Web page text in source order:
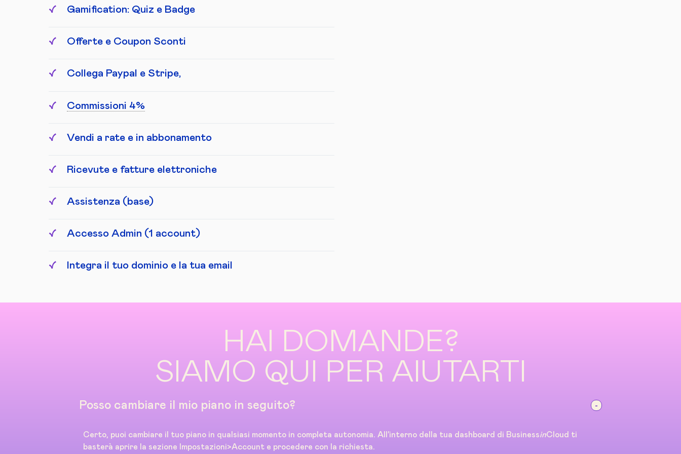
Gamification: Quiz e Badge
Offerte e Coupon Sconti
Collega Paypal e Stripe,
Commissioni 4%
Vendi a rate e in abbonamento
Ricevute e fatture elettroniche
Assistenza (base)
Accesso Admin (1 account)
Integra il tuo dominio e la tua email
HAI DOMANDE?
SIAMO QUI PER AIUTARTI
Posso cambiare il mio piano in seguito?
Certo, puoi cambiare il tuo piano in qualsiasi momento in completa autonomia. All’interno della tua dashboard di BusinessinCloud ti
basterà aprire la sezione Impostazioni>Account e procedere con la richiesta.